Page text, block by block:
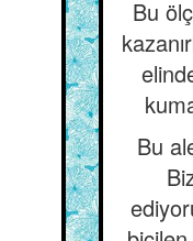
Bu
Bu